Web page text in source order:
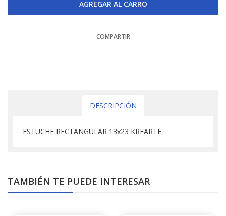
COMPARTIR
DESCRIPCIÓN
ESTUCHE RECTANGULAR 13x23 KREARTE
TAMBIÉN TE PUEDE INTERESAR